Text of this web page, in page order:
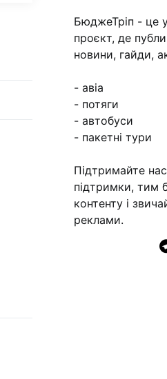
БюджеТріп - це
проєкт, де
новини, гайди,
- авіа
- потяги
- автобуси
- пакетні тури
Підтримайте
підтримки, тим
контенту і
реклами.